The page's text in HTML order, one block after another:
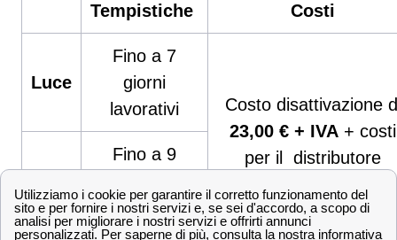
Tempistiche
Costi
Luce
Fino a 7
giorni
lavorativi
Costo disattivazione
23,00 € + IVA + costi
per il distributore
Fino a 9
lavorativi